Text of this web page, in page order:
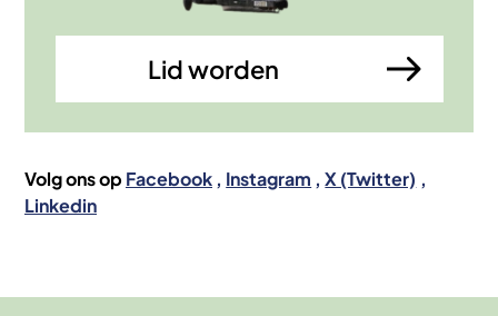
Lid worden
Volg ons op Facebook Instagram
X (Twitter)
Linkedin